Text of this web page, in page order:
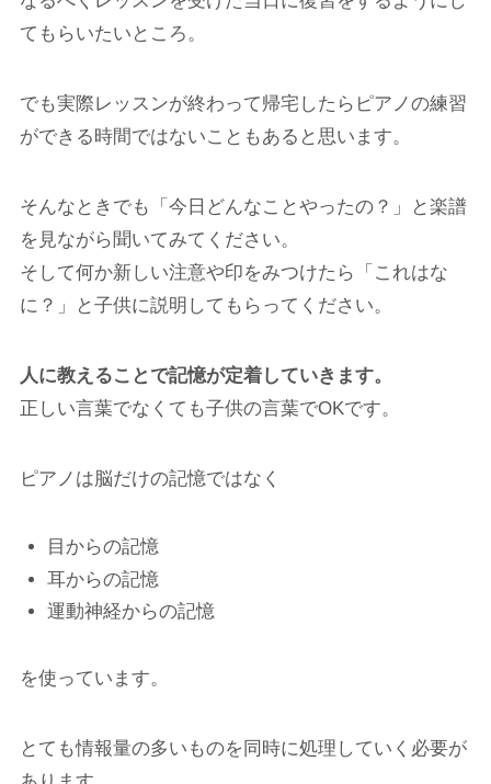
てもらいたいところ。
でも実際レッスンが終わって帰宅したらピアノの練習
ができる時間ではないこともあると思います。
そんなときでも「今日どんなことやったの？」と楽譜
を見ながら聞いてみてください。
そして何か新しい注意や印をみつけたら「これはな
に？」と子供に説明してもらってください。
人に教えることで記憶が定着していきます。
正しい言葉でなくても子供の言葉でOKです。
ピアノは脳だけの記憶ではなく
目からの記憶
耳からの記憶
運動神経からの記憶
を使っています。
とても情報量の多いものを同時に処理していく必要が